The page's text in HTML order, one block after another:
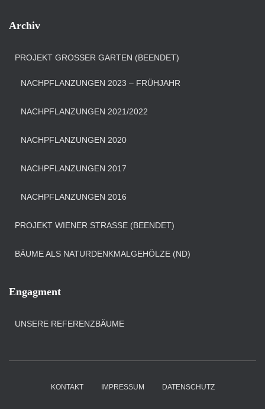
Archiv
PROJEKT GROSSER GARTEN (BEENDET)
NACHPFLANZUNGEN 2023 – FRÜHJAHR
NACHPFLANZUNGEN 2021/2022
NACHPFLANZUNGEN 2020
NACHPFLANZUNGEN 2017
NACHPFLANZUNGEN 2016
PROJEKT WIENER STRASSE (BEENDET)
BÄUME ALS NATURDENKMALGEHÖLZE (ND)
Engagment
UNSERE REFERENZBÄUME
KONTAKT IMPRESSUM DATENSCHUTZ